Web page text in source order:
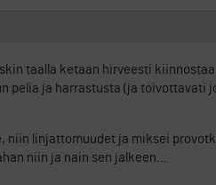
taalla ketaan hirveesti
pelia ja harrastusta (ja toivottavati
niin linjattomuudet ja miksei
niin ja nain sen jalkeen…